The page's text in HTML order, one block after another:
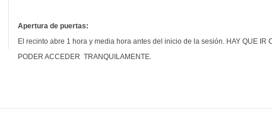
Apertura de puertas:
El recinto abre 1 hora y media hora antes del inicio de la sesión. HAY QUE IR
PODER ACCEDER TRANQUILAMENTE.